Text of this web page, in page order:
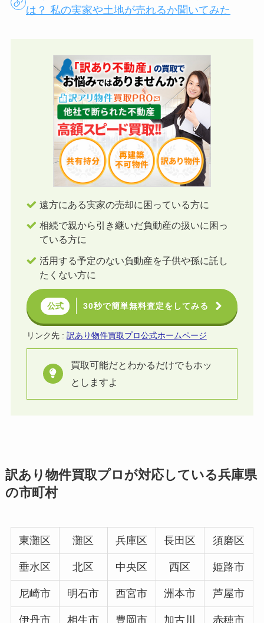
は？ 私の実家や土地が売れるか聞いてみた
遠方にある実家の売却に困っている方に
相続で親から引き継いだ負動産の扱いに困っ
ている方に
活用する予定のない負動産を子供や孫に託し
たくない方に
公式 30秒で簡単無料査定をしてみる
リンク先 : 訳あり物件買取プロ公式ホームページ
買取可能だとわかるだけでもホッ
としますよ
訳あり物件買取プロが対応している兵庫県
の市町村
東灘区 灘区 兵庫区 長田区 須磨区
垂水区 北区 中央区 西区 姫路市
尼崎市 明石市 西宮市 洲本市 芦屋市
伊丹市 相生市 豊岡市
加古川
赤穂市